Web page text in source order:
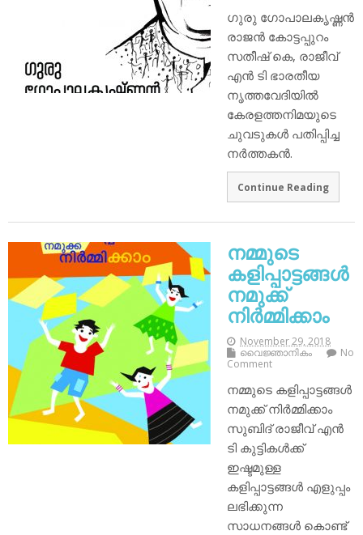
ഗുരു ഗോപാലകൃഷ്ണന്‍
രാജന്‍ കോട്ടപ്പുറം
സതീഷ് കെ, രാജീവ്
എന്‍ ടി ഭാരതീയ
നൃത്തവേദിയില്‍
കേരളത്തനിമയുടെ
ചുവടുകള്‍ പതിപ്പിച്ച
നര്‍ത്തകന്‍.
Continue Reading
നമ്മുടെ
കളിപ്പാട്ടങ്ങള്‍
നമുക്ക്
നിര്‍മ്മിക്കാം
November 29, 2018
വൈജ്ഞാനികം
No
Comment
നമ്മുടെ കളിപ്പാട്ടങ്ങള്‍
നമുക്ക് നിര്‍മ്മിക്കാം
സുബിദ് രാജീവ്‌ എന്‍
ടി കുട്ടികള്‍ക്ക്
ഇഷ്ടമുള്ള
കളിപ്പാട്ടങ്ങള്‍ എളുപ്പം
ലഭിക്കുന്ന
സാധനങ്ങള്‍ കൊണ്ട്